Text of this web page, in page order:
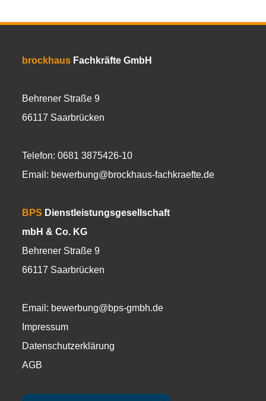
brockhaus Fachkräfte GmbH
Behrener Straße 9
66117 Saarbrücken
Telefon: 0681 3875426-10
Email: bewerbung@brockhaus-fachkraefte.de
BPS Dienstleistungsgesellschaft
mbH & Co. KG
Behrener Straße 9
66117 Saarbrücken
Email: bewerbung@bps-gmbh.de
Impressum
Datenschutzerklärung
AGB